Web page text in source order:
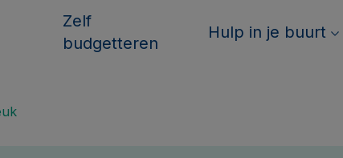
Zelf
budgetteren
Hulp in je buurt